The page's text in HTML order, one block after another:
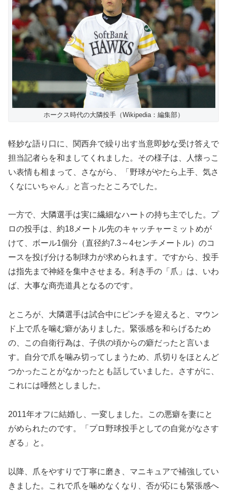
ホークス時代の大隣投手（Wikipedia：編集部）
軽妙な語り口に、関西弁で繰り出す当意即妙な受け答えで
担当記者らを和ましてくれました。その様子は、人懐っこ
い表情も相まって、さながら、「野球がやたら上手、気さ
くなにいちゃん」と言ったところでした。
一方で、大隣選手は実に繊細なハートの持ち主でした。プ
ロの投手は、約18メートル先のキャッチャーミットめが
けて、ボール1個分（直径約7.3～4センチメートル）のコ
ースを投げ分ける制球力が求められます。ですから、投手
は指先まで神経を集中させまる。利き手の「爪」は、いわ
ば、大事な商売道具となるのです。
ところが、大隣選手は試合中にピンチを迎えると、マウン
ド上で爪を噛む癖がありました。緊張感を和らげるため
の、この自衛行為は、子供の頃からの癖だったと言いま
す。自分で爪を噛み切ってしまうため、爪切りをほとんど
つかったことがなかったとも話していました。さすがに、
これには唖然としました。
2011年オフに結婚し、一変しました。この悪癖を妻にと
がめられたのです。「プロ野球投手としての自覚がなさす
ぎる」と。
以降、爪をやすりで丁寧に磨き、マニキュアで補強してい
きました。これで爪を噛めなくなり、否が応にも緊張感へ